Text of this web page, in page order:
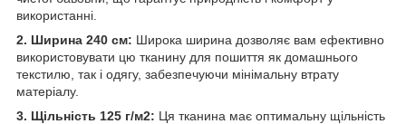
використанні.
2. Ширина 240 см: Широка ширина дозволяє вам ефективно
використовувати цю тканину для пошиття як домашнього
текстилю, так і одягу, забезпечуючи мінімальну втрату
матеріалу.
3. Щільність 125 г/м2: Ця тканина має оптимальну щільність